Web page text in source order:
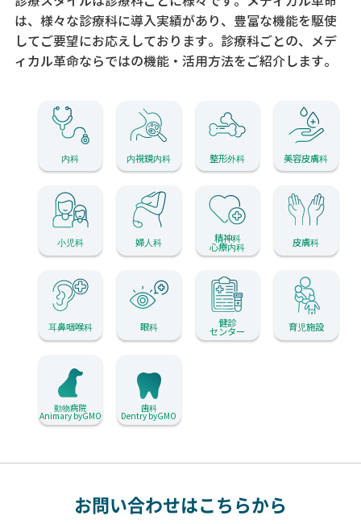
は、様々な診療科に導入実績があり、 豊富な機能を駆使
してご要望にお応えしております。 診療科ごとの、メデ
ィカル革命ならではの機能・活用方法をご紹介します。
内科 内視鏡内科 整形外科 美容皮膚科
小児科 婦人科 精神科
心療内科 皮膚科
耳鼻咽喉科 眼科 健診
センター 育児施設
動物病院
Animary byGMO
歯科
Dentry byGMO
お問い合わせはこちらから